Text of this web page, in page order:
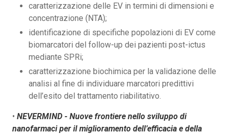
caratterizzazione delle EV in termini di dimensioni e
concentrazione (NTA);
identificazione di specifiche popolazioni di EV come
biomarcatori del follow-up dei pazienti post-ictus
mediante SPRi;
caratterizzazione biochimica per la validazione delle
analisi al fine di individuare marcatori predittivi
dell’esito del trattamento riabilitativo.
• NEVERMIND - Nuove frontiere nello sviluppo di
nanofarmaci per il miglioramento dell’efficacia e della